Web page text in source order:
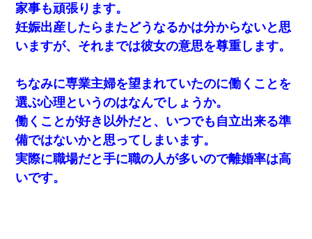
家事も頑張ります。
妊娠出産したらまたどうなるかは分からないと思
いますが、それまでは彼女の意思を尊重します。
ちなみに専業主婦を望まれていたのに働くことを
選ぶ心理というのはなんでしょうか。
働くことが好き以外だと、いつでも自立出来る準
備ではないかと思ってしまいます。
実際に職場だと手に職の人が多いので離婚率は高
いです。